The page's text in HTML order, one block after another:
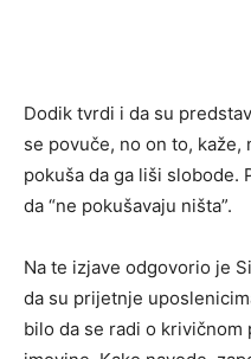
Dodik tvrdi i da su
se povuče, no on to, kaže,
pokuša da ga liši slobode.
da “ne pokušavaju ništa”.
Na te izjave odgovorio je
da su prijetnje
bilo da se radi o